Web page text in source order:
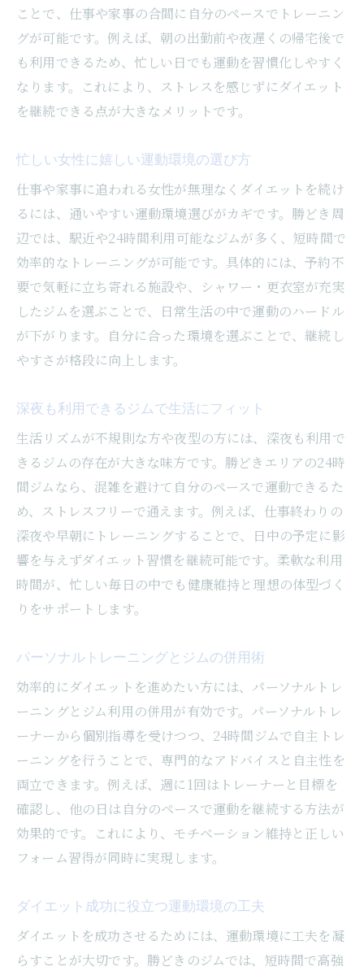
ことで、仕事や家事の合間に自分のペースでトレーニン
グが可能です。例えば、朝の出勤前や夜遅くの帰宅後で
も利用できるため、忙しい日でも運動を習慣化しやすく
なります。これにより、ストレスを感じずにダイエット
を継続できる点が大きなメリットです。
忙しい女性に嬉しい運動環境の選び方
仕事や家事に追われる女性が無理なくダイエットを続け
るには、通いやすい運動環境選びがカギです。勝どき周
辺では、駅近や24時間利用可能なジムが多く、短時間で
効率的なトレーニングが可能です。具体的には、予約不
要で気軽に立ち寄れる施設や、シャワー・更衣室が充実
したジムを選ぶことで、日常生活の中で運動のハードル
が下がります。自分に合った環境を選ぶことで、継続し
やすさが格段に向上します。
深夜も利用できるジムで生活にフィット
生活リズムが不規則な方や夜型の方には、深夜も利用で
きるジムの存在が大きな味方です。勝どきエリアの24時
間ジムなら、混雑を避けて自分のペースで運動できるた
め、ストレスフリーで通えます。例えば、仕事終わりの
深夜や早朝にトレーニングすることで、日中の予定に影
響を与えずダイエット習慣を継続可能です。柔軟な利用
時間が、忙しい毎日の中でも健康維持と理想の体型づく
りをサポートします。
パーソナルトレーニングとジムの併用術
効率的にダイエットを進めたい方には、パーソナルトレ
ーニングとジム利用の併用が有効です。パーソナルトレ
ーナーから個別指導を受けつつ、24時間ジムで自主トレ
ーニングを行うことで、専門的なアドバイスと自主性を
両立できます。例えば、週に1回はトレーナーと目標を
確認し、他の日は自分のペースで運動を継続する方法が
効果的です。これにより、モチベーション維持と正しい
フォーム習得が同時に実現します。
ダイエット成功に役立つ運動環境の工夫
ダイエットを成功させるためには、運動環境に工夫を凝
らすことが大切です。勝どきのジムでは、短時間で高強